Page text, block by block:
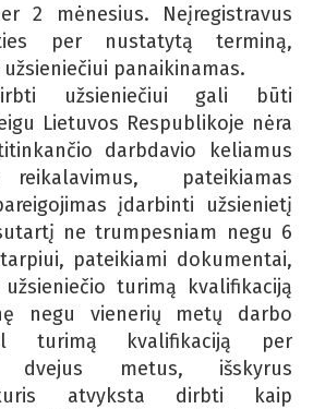
2 mėnesius. Neįregistravus
per nustatytą terminą,
panaikinamas.
užsieniečiui gali būti
Lietuvos Respublikoje nėra
darbdavio keliamus
reikalavimus, pateikiamas
įdarbinti užsienietį
ne trumpesniam negu 6
pateikiami dokumentai,
turimą kvalifikaciją
negu vienerių metų darbo
turimą kvalifikaciją per
dvejus metus, išskyrus
atvyksta dirbti kaip